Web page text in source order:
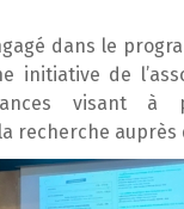
dans le
initiative de
visant à
recherche auprès